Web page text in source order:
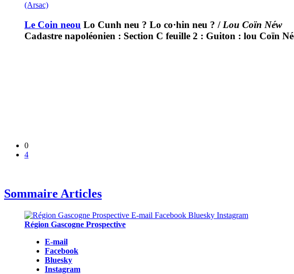
(Arsac)
Le Coin neou Lo Cunh neu ? Lo co·hin neu ? / Lou Coïn Néw
Cadastre napoléonien : Section C feuille 2 : Guiton : lou Coïn
0
4
Sommaire Articles
Région Gascogne Prospective
E-mail
Facebook
Bluesky
Instagram